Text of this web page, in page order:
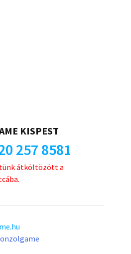
KISPEST
257 8581
átköltözött a